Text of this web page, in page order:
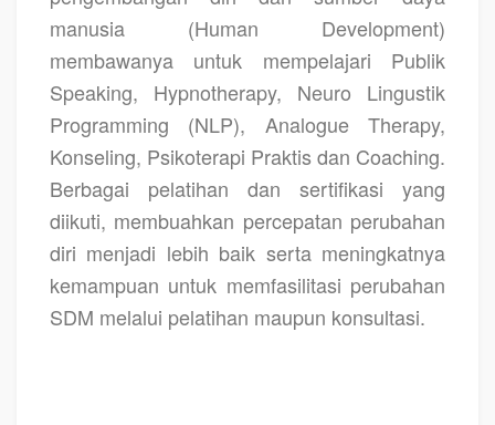
manusia (Human Development)
membawanya untuk mempelajari Publik
Speaking, Hypnotherapy, Neuro Lingustik
Programming (NLP), Analogue Therapy,
Konseling, Psikoterapi Praktis dan Coaching.
Berbagai pelatihan dan sertifikasi yang
diikuti, membuahkan percepatan perubahan
diri menjadi lebih baik serta meningkatnya
kemampuan untuk memfasilitasi perubahan
SDM melalui pelatihan maupun konsultasi.